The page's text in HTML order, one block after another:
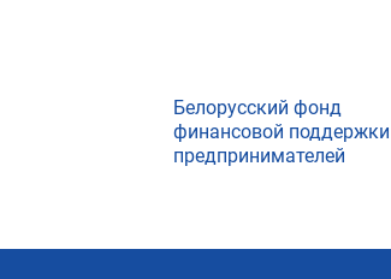
Белорусский фонд
финансовой поддержки
предпринимателей